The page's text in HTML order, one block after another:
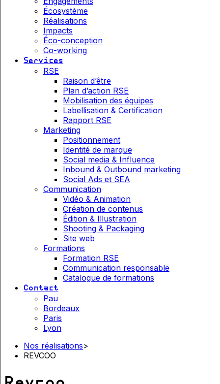
Écosystème
Réalisations
Impacts
Éco-conception
Co-working
Services
RSE
Raison d’être
Plan d’action RSE
Mobilisation des équipes
Labellisation & Certification
Rapport RSE
Marketing
Positionnement
Identité de marque
Social media & Influence
Inbound & Outbound marketing
Social Ads et SEA
Communication
Vidéo & Animation
Création de contenus
Édition & Illustration
Shooting & Packaging
Site web
Formations
Formation RSE
Communication responsable
Catalogue de formations
Contact
Pau
Bordeaux
Paris
Lyon
Nos réalisations>
REVCOO